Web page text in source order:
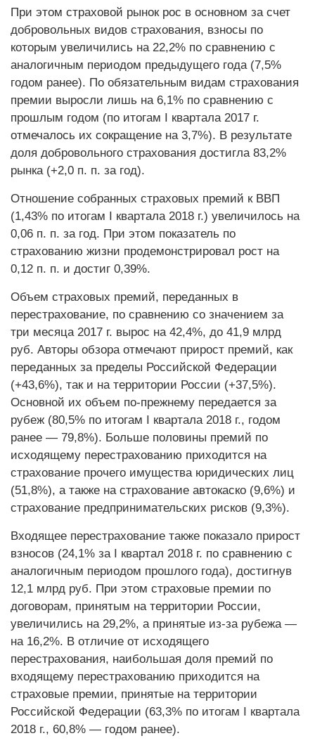
При этом страховой рынок рос в основном за счет
добровольных видов страхования, взносы по
которым увеличились на 22,2% по сравнению с
аналогичным периодом предыдущего года (7,5%
годом ранее). По обязательным видам страхования
премии выросли лишь на 6,1% по сравнению с
прошлым годом (по итогам I квартала 2017 г.
отмечалось их сокращение на 3,7%). В результате
доля добровольного страхования достигла 83,2%
рынка (+2,0 п. п. за год).
Отношение собранных страховых премий к ВВП
(1,43% по итогам I квартала 2018 г.) увеличилось на
0,06 п. п. за год. При этом показатель по
страхованию жизни продемонстрировал рост на
0,12 п. п. и достиг 0,39%.
Объем страховых премий, переданных в
перестрахование, по сравнению со значением за
три месяца 2017 г. вырос на 42,4%, до 41,9 млрд
руб. Авторы обзора отмечают прирост премий, как
переданных за пределы Российской Федерации
(+43,6%), так и на территории России (+37,5%).
Основной их объем по-прежнему передается за
рубеж (80,5% по итогам I квартала 2018 г., годом
ранее — 79,8%). Больше половины премий по
исходящему перестрахованию приходится на
страхование прочего имущества юридических лиц
(51,8%), а также на страхование автокаско (9,6%) и
страхование предпринимательских рисков (9,3%).
Входящее перестрахование также показало прирост
взносов (24,1% за I квартал 2018 г. по сравнению с
аналогичным периодом прошлого года), достигнув
12,1 млрд руб. При этом страховые премии по
договорам, принятым на территории России,
увеличились на 29,2%, а принятые из-за рубежа —
на 16,2%. В отличие от исходящего
перестрахования, наибольшая доля премий по
входящему перестрахованию приходится на
страховые премии, принятые на территории
Российской Федерации (63,3% по итогам I квартала
2018 г., 60,8% — годом ранее).